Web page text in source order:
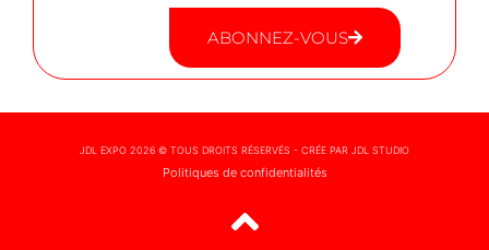
ABONNEZ-VOUS
JDL EXPO 2026 © TOUS DROITS RÉSERVÉS - CRÉE PAR JDL STUDIO
Politiques de confidentialités